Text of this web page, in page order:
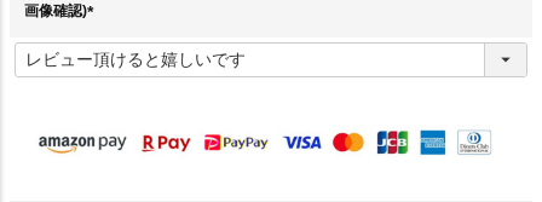
画像確認)
必
須